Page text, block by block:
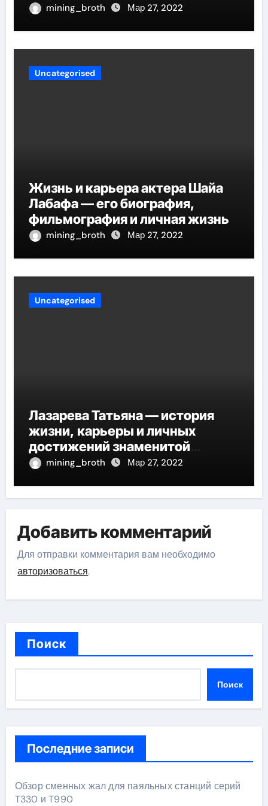
mining_broth Мар 27, 2022
Uncategorised
Жизнь и карьера актера Шайа
Лабафа — его биография,
фильмография и личная жизнь
mining_broth Мар 27, 2022
Uncategorised
Лазарева Татьяна — история
жизни, карьеры и личных
достижений знаменитой
актрисы, восходящей на олимп
mining_broth Мар 27, 2022
Добавить комментарий
Для отправки комментария вам необходимо
авторизоваться.
Поиск
Поиск
Последние записи
Обзор сменных жал для паяльных станций серий
T330 и T990